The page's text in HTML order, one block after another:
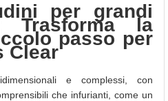
per grandi
Trasforma la
passo per
Clear
e complessi, con
che infurianti, come un